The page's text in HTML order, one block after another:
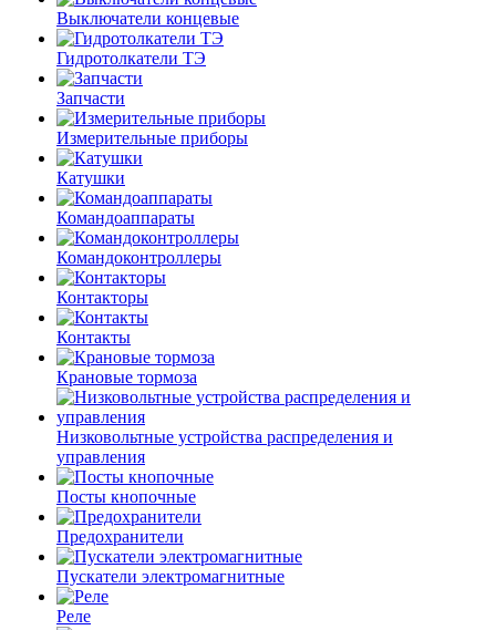
Выключатели концевые
Гидротолкатели ТЭ
Запчасти
Измерительные приборы
Катушки
Командоаппараты
Командоконтроллеры
Контакторы
Контакты
Крановые тормоза
Низковольтные устройства распределения и
управления
Посты кнопочные
Предохранители
Пускатели электромагнитные
Реле